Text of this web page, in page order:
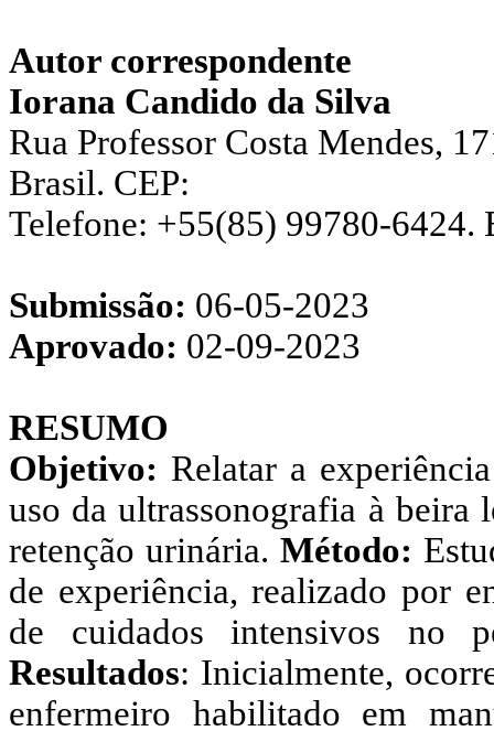
Autor correspondente
Iorana Candido da Silva
Rua Professor Costa Mendes,
Brasil. CEP:
Telefone: +55(85) 99780-
Submissão: 06-05-2023
Aprovado: 02-09-2023
RESUMO
Objetivo: Relatar a
uso da ultrassonografia à beira
retenção urinária. Método:
de experiência, realizado por
de cuidados intensivos no
Resultados: Inicialmente,
enfermeiro habilitado em